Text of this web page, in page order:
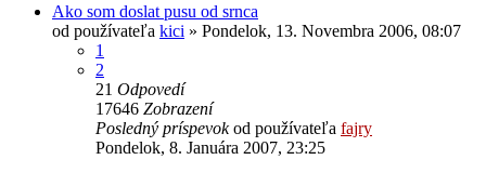
Ako som doslat pusu od srnca
od používateľa kici » Pondelok, 13. Novembra 2006, 08:07
1
2
21 Odpovedí
17646 Zobrazení
Posledný príspevokod používateľa fajry
Pondelok, 8. Januára 2007, 23:25